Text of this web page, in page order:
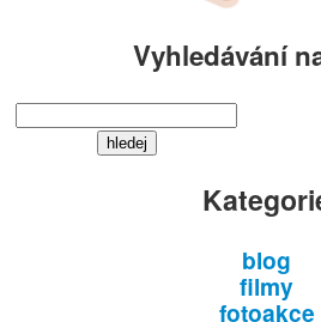
Vyhledávání
blog
filmy
fotoakce